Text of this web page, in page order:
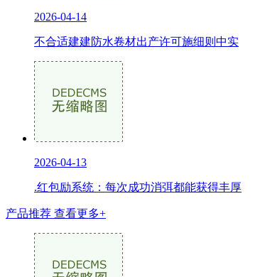
2026-04-14
不合适建建防水卷材出产许可施细则中实
2026-04-13
.红包励系统：每次成功消弭都能获得丰厚
产品推荐 查看更多+